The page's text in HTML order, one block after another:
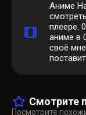
Аниме
плеере. 0
аниме в
своё
Смотрите
Посмотрите